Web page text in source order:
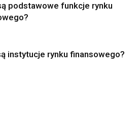
podstawowe funkcje rynku
instytucje rynku finansowego?